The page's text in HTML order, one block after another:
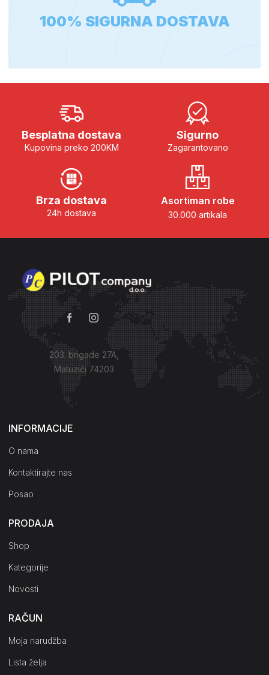
100% SIGURNA DOSTAVA
Besplatna dostava
Kupovina preko 200KM
Sigurno
Zagarantovano
Brza dostava
24h dostava
Asortiman robe
30.000 artikala
203. brigade 27A,
Matuzići 74203
Kako do nas?
INFORMACIJE
O nama
Kontaktirajte nas
Posao
PRODAJA
Shop
Kategorije
Novosti
RAČUN
Moja narudžba
Lista želja